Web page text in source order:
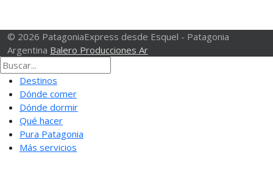
© 2026 PatagoniaExpress desde Esquel - Patagonia
Argentina Balero Producciones Ar
Destinos
Dónde comer
Dónde dormir
Qué hacer
Pura Patagonia
Más servicios